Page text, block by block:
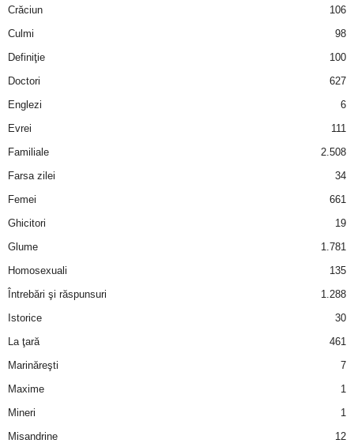
Crăciun
106
Culmi
98
Definiţie
100
Doctori
627
Englezi
6
Evrei
111
Familiale
2.508
Farsa zilei
34
Femei
661
Ghicitori
19
Glume
1.781
Homosexuali
135
Întrebări şi răspunsuri
1.288
Istorice
30
La ţară
461
Marinăreşti
7
Maxime
1
Mineri
1
Misandrine
12